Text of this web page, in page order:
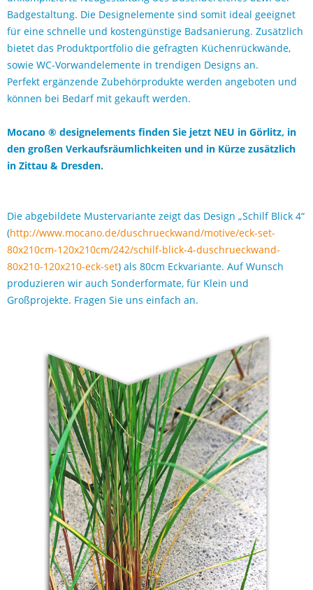
Badgestaltung. Die Designelemente sind somit ideal geeignet
für eine schnelle und kostengünstige Badsanierung. Zusätzlich
bietet das Produktportfolio die gefragten Küchenrückwände,
sowie WC-Vorwandelemente in trendigen Designs an.
Perfekt ergänzende Zubehörprodukte werden angeboten und
können bei Bedarf mit gekauft werden.
Mocano ® designelements finden Sie jetzt NEU in Görlitz, in
den großen Verkaufsräumlichkeiten und in Kürze zusätzlich
in Zittau & Dresden.
Die abgebildete Mustervariante zeigt das Design „Schilf Blick 4“
(http://www.mocano.de/duschrueckwand/motive/eck-set-
80x210cm-120x210cm/242/schilf-blick-4-duschrueckwand-
80x210-120x210-eck-set) als 80cm Eckvariante. Auf Wunsch
produzieren wir auch Sonderformate, für Klein und
Großprojekte. Fragen Sie uns einfach an.